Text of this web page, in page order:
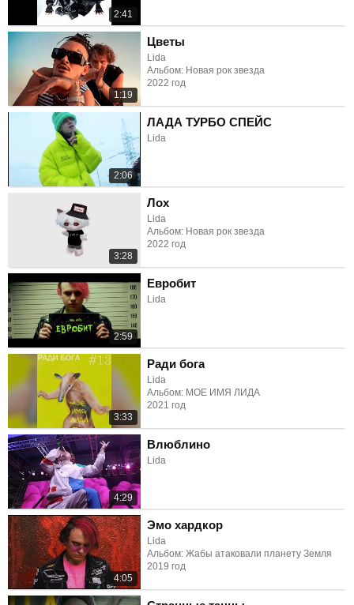
2:41
1:19
Цветы
Lida
Альбом: Новая рок звезда
2022 год
2:06
ЛАДА ТУРБО СПЕЙС
Lida
3:28
Лох
Lida
Альбом: Новая рок звезда
2022 год
2:59
Евробит
Lida
3:33
Ради бога
Lida
Альбом: МОЕ ИМЯ ЛИДА
2021 год
4:29
Влюблино
Lida
4:05
Эмо хардкор
Lida
Альбом: Жабы атаковали планету Земля
2019 год